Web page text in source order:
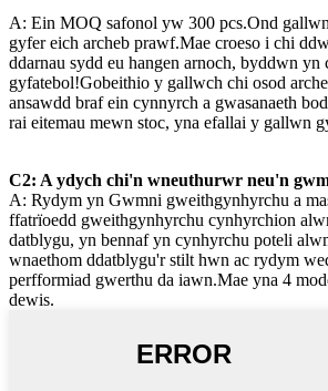
A: Ein MOQ safonol yw 300 pcs.Ond
gyfer eich archeb prawf.Mae croeso i chi
ddarnau sydd eu hangen arnoch, byddwn
gyfatebol!Gobeithio y gallwch chi osod
ansawdd braf ein cynnyrch a gwasanaeth
rai eitemau mewn stoc, yna efallai y gallwn
C2: A ydych chi'n wneuthurwr neu'n
A: Rydym yn Gwmni gweithgynhyrchu a
ffatrïoedd gweithgynhyrchu cynhyrchion
datblygu, yn bennaf yn cynhyrchu poteli
wnaethom ddatblygu'r stilt hwn ac rydym
perfformiad gwerthu da iawn.Mae yna 4
dewis.